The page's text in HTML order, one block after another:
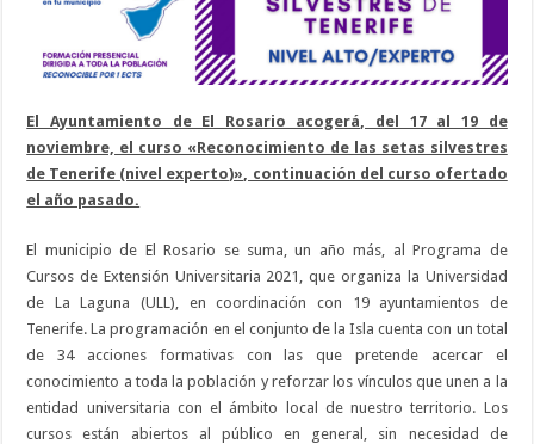
El Ayuntamiento de El Rosario acogerá, del 17 al 19 de
noviembre, el curso «Reconocimiento de las setas silvestres
de Tenerife (nivel experto)», continuación del curso ofertado
el año pasado.
El municipio de El Rosario se suma, un año más, al Programa de
Cursos de Extensión Universitaria 2021, que organiza la Universidad
de La Laguna (ULL), en coordinación con 19 ayuntamientos de
Tenerife. La programación en el conjunto de la Isla cuenta con un total
de 34 acciones formativas con las que pretende acercar el
conocimiento a toda la población y reforzar los vínculos que unen a la
entidad universitaria con el ámbito local de nuestro territorio. Los
cursos están abiertos al público en general, sin necesidad de